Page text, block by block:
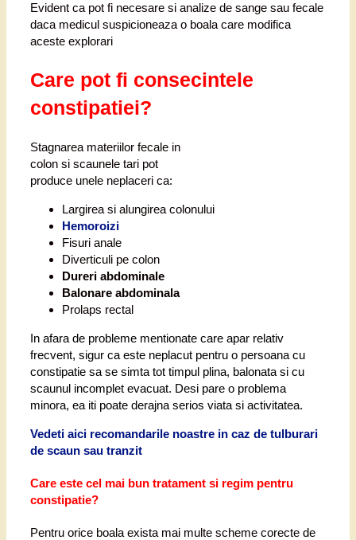
Evident ca pot fi necesare si analize de sange sau fecale
daca medicul suspicioneaza o boala care modifica
aceste explorari
Care pot fi consecintele
constipatiei?
Stagnarea materiilor fecale in
colon si scaunele tari pot
produce unele neplaceri ca:
Largirea si alungirea colonului
Hemoroizi
Fisuri anale
Diverticuli pe colon
Dureri abdominale
Balonare abdominala
Prolaps rectal
In afara de probleme mentionate care apar relativ
frecvent, sigur ca este neplacut pentru o persoana cu
constipatie sa se simta tot timpul plina, balonata si cu
scaunul incomplet evacuat. Desi pare o problema
minora, ea iti poate derajna serios viata si activitatea.
Vedeti aici recomandarile noastre in caz de tulburari
de scaun sau tranzit
Care este cel mai bun tratament si regim pentru
constipatie?
Pentru orice boala exista mai multe scheme corecte de